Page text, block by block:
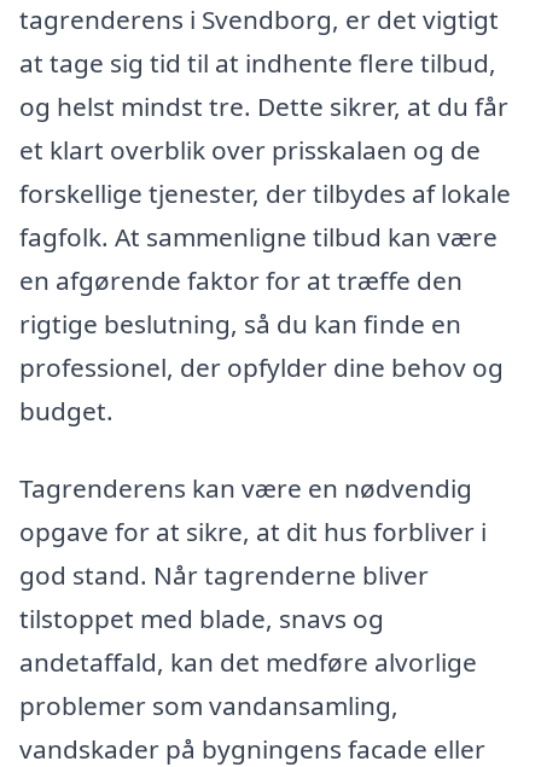
tagrenderens i Svendborg, er det vigtigt
at tage sig tid til at indhente flere tilbud,
og helst mindst tre. Dette sikrer, at du får
et klart overblik over prisskalaen og de
forskellige tjenester, der tilbydes af lokale
fagfolk. At sammenligne tilbud kan være
en afgørende faktor for at træffe den
rigtige beslutning, så du kan finde en
professionel, der opfylder dine behov og
budget.
Tagrenderens kan være en nødvendig
opgave for at sikre, at dit hus forbliver i
god stand. Når tagrenderne bliver
tilstoppet med blade, snavs og
andetaffald, kan det medføre alvorlige
problemer som vandansamling,
vandskader på bygningens facade eller